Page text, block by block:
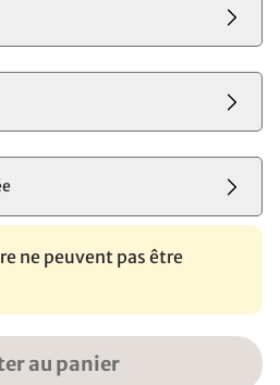
ne peuvent pas être
au panier